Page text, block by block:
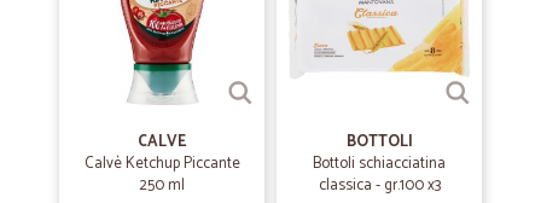
CALVE
Calvè Ketchup Piccante
250 ml
BOTTOLI
Bottoli schiacciatina
classica - gr.100 x3